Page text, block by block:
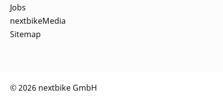
Jobs
nextbikeMedia
Sitemap
© 2026 nextbike GmbH